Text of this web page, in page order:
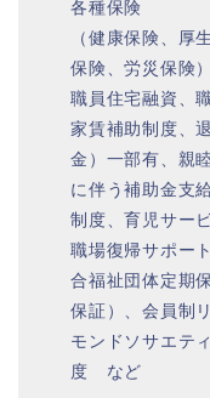
各種保険
（健康保険、厚
保険、労災保険）
職員住宅融資、
家賃補助制度、
金）一部有、親
に伴う補助金支
制度、育児サー
職場復帰サポー
合福祉団体定期
保証）、会員制
モンドソサエテ
度 など